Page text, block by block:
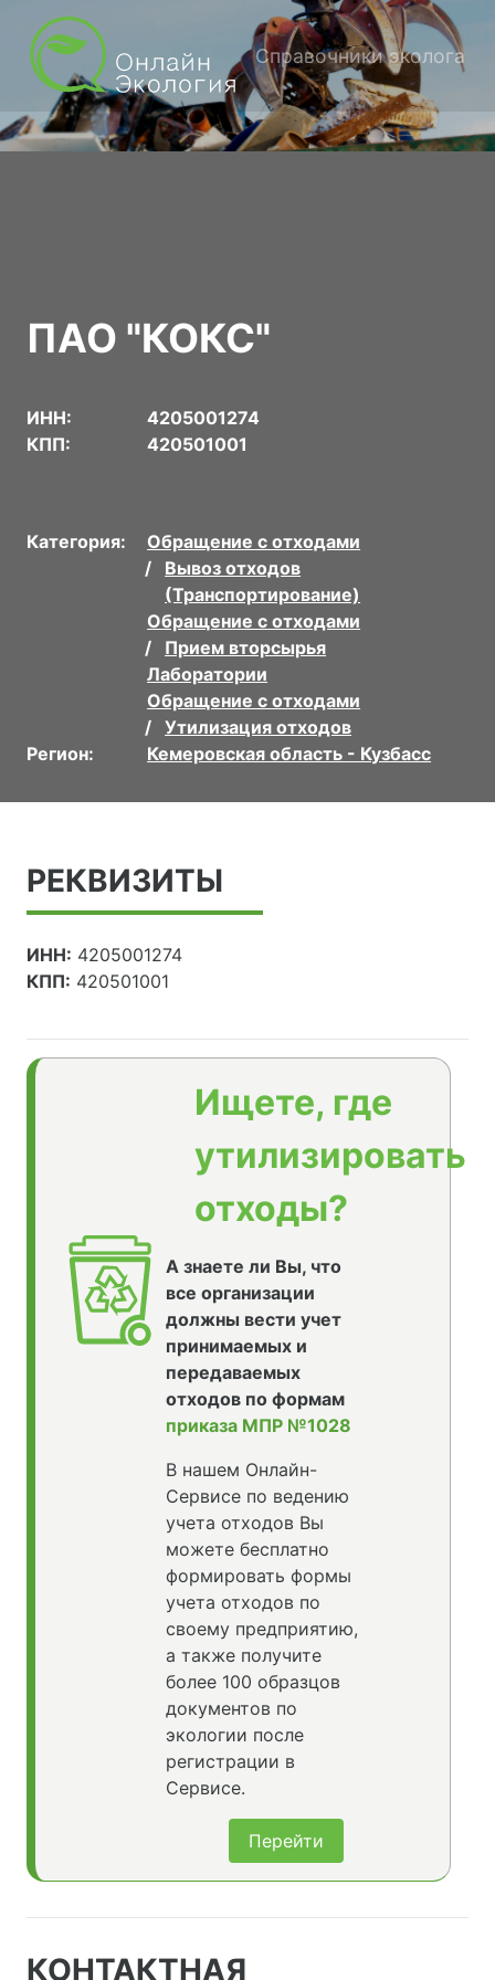
Справочники эколога
ПАО "КОКС"
ИНН:
4205001274
КПП:
420501001
Категория:
Обращение с отходами
Вывоз отходов
(Транспортирование)
Обращение с отходами
Прием вторсырья
Лаборатории
Обращение с отходами
Утилизация отходов
Регион:
Кемеровская область - Кузбасс
РЕКВИЗИТЫ
ИНН: 4205001274
КПП: 420501001
Ищете, где
утилизировать
отходы?
А знаете ли Вы, что
все организации
должны вести учет
принимаемых и
передаваемых
отходов по формам
приказа МПР №1028
В нашем Онлайн-
Сервисе по ведению
учета отходов Вы
можете бесплатно
формировать формы
учета отходов по
своему предприятию,
а также получите
более 100 образцов
документов по
экологии после
регистрации в
Сервисе.
Перейти
КОНТАКТНАЯ